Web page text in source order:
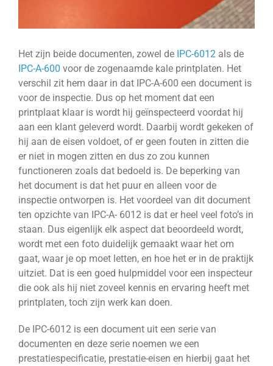
Het zijn beide documenten, zowel de IPC-6012 als de
IPC-A-600 voor de zogenaamde kale printplaten. Het
verschil zit hem daar in dat IPC-A-600 een document is
voor de inspectie. Dus op het moment dat een
printplaat klaar is wordt hij geïnspecteerd voordat hij
aan een klant geleverd wordt. Daarbij wordt gekeken of
hij aan de eisen voldoet, of er geen fouten in zitten die
er niet in mogen zitten en dus zo zou kunnen
functioneren zoals dat bedoeld is. De beperking van
het document is dat het puur en alleen voor de
inspectie ontworpen is. Het voordeel van dit document
ten opzichte van IPC-A- 6012 is dat er heel veel foto’s in
staan. Dus eigenlijk elk aspect dat beoordeeld wordt,
wordt met een foto duidelijk gemaakt waar het om
gaat, waar je op moet letten, en hoe het er in de praktijk
uitziet. Dat is een goed hulpmiddel voor een inspecteur
die ook als hij niet zoveel kennis en ervaring heeft met
printplaten, toch zijn werk kan doen.
De IPC-6012 is een document uit een serie van
documenten en deze serie noemen we een
prestatiespecificatie, prestatie-eisen en hierbij gaat het